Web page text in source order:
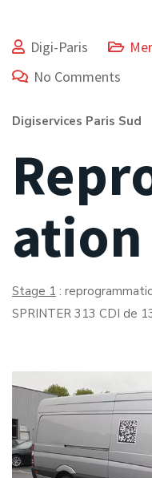
Digi-Paris
No Comments
Digiservices Paris Sud
Stage 1 :
SPRINTER 313 CDI de